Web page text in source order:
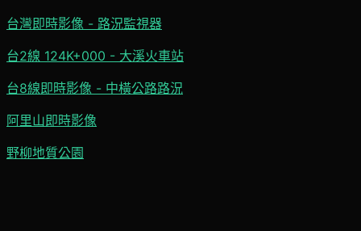
台灣即時影像 - 路況監視器
台2線 124K+000 - 大溪火車站
台8線即時影像 - 中橫公路路況
阿里山即時影像
野柳地質公園